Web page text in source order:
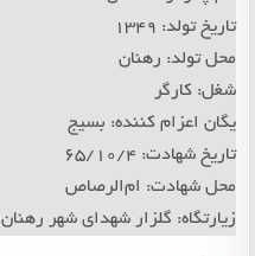
تاریخ تولد: 1349
محل تولد: رهنان
شغل: کارگر
یگان اعزام کننده: بسیج
تاریخ شهادت: 65/10/4
محل شهادت: ام‌الرصاص
زیارتگاه: گلزار شهدای شهر رهنان